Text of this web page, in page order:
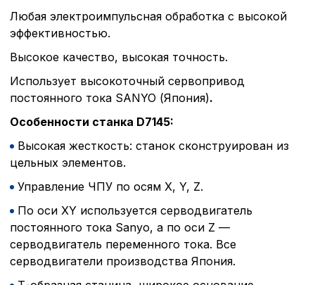
Любая электроимпульсная обработка с высокой
эффективностью.
Высокое качество, высокая точность.
Использует высокоточный сервопривод
постоянного тока SANYO (Япония).
Особенности станка D7145:
Высокая жесткость: станок сконструирован из
цельных элементов.
Управление ЧПУ по осям X, Y, Z.
По оси XY используется серводвигатель
постоянного тока Sanyo, а по оси Z —
серводвигатель переменного тока. Все
серводвигатели производства Япония.